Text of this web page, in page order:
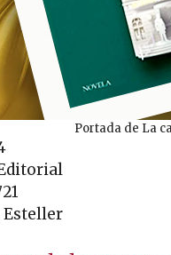
Portada de La
Esteller